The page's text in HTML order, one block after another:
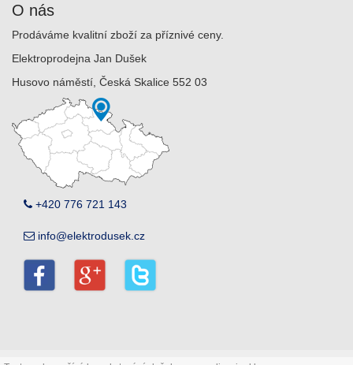
O nás
Prodáváme kvalitní zboží za příznivé ceny.
Elektroprodejna Jan Dušek
Husovo náměstí, Česká Skalice 552 03
+420 776 721 143
info@elektrodusek.cz